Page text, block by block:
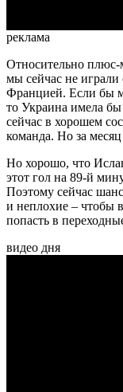
реклама
Относительно плюс-
мы сейчас не
Францией. Если бы
то Украина имела
сейчас в хорошем
команда. Но за
Но хорошо, что
этот гол на 89-й
Поэтому сейчас
и неплохие – чтобы
попасть в
видео дня